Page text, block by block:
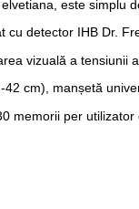
este simplu
cu detector IHB Dr.
vizuală a tensiunii
cm), manșetă
memorii per